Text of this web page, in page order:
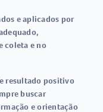
e aplicados por
coleta e no
resultado positivo
buscar
e orientação